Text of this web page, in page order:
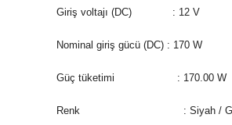
Giriş voltajı (DC) : 12 V
Nominal giriş gücü (DC) : 170 W
Güç tüketimi : 170.00 W
Renk : Siyah /